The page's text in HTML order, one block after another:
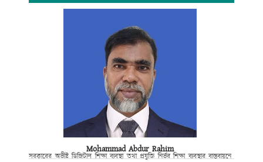
Mohammad Abdur Rahim
সরকারের অভীষ্ট ডিজিটাল শিক্ষা ব্যবস্থাতথা প্রযুক্তি নির্ভর শিক্ষা ব্যবস্থার বাস্তবায়নে